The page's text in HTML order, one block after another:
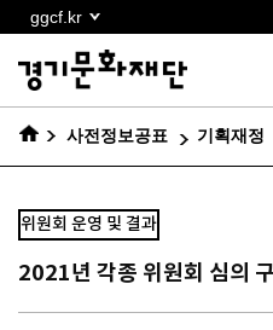
바로가기
ggcf.kr
사전정보공표 기획재정
위원회 운영 및 결과
2021년 각종 위원회 심의